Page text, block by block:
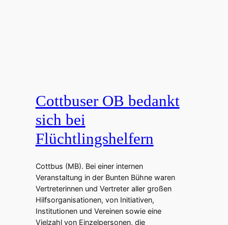
Cottbuser OB bedankt
sich bei
Flüchtlingshelfern
Cottbus (MB). Bei einer internen
Veranstaltung in der Bunten Bühne waren
Vertreterinnen und Vertreter aller großen
Hilfsorganisationen, von Initiativen,
Institutionen und Vereinen sowie eine
Vielzahl von Einzelpersonen, die